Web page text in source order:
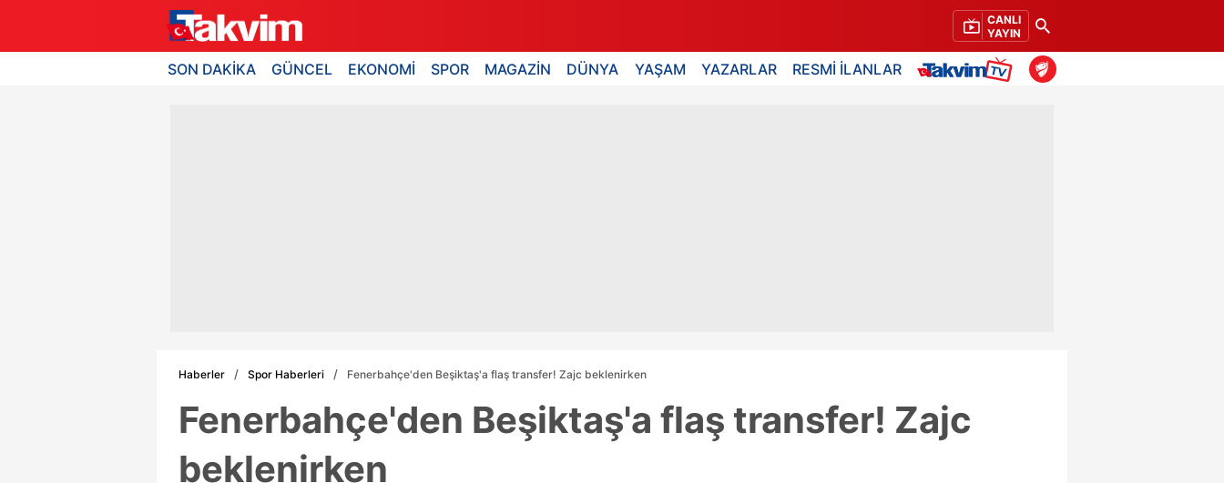
CANLI
YAYIN
SON DAKİKA GÜNCEL EKONOMİ SPOR MAGAZİN DÜNYA YAŞAM YAZARLAR RESMİ İLANLAR
Haberler Spor Haberleri Fenerbahçe'den Beşiktaş'a flaş transfer! Zajc beklenirken
Fenerbahçe'den Beşiktaş'a flaş transfer! Zajc
beklenirken